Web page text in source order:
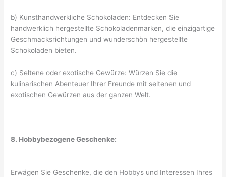
b) Kunsthandwerkliche Schokoladen: Entdecken Sie
handwerklich hergestellte Schokoladenmarken, die einzigartige
Geschmacksrichtungen und wunderschön hergestellte
Schokoladen bieten.
c) Seltene oder exotische Gewürze: Würzen Sie die
kulinarischen Abenteuer Ihrer Freunde mit seltenen und
exotischen Gewürzen aus der ganzen Welt.
8. Hobbybezogene Geschenke:
Erwägen Sie Geschenke, die den Hobbys und Interessen Ihres